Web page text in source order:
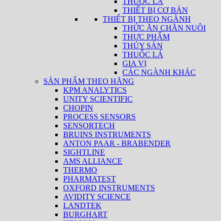
THIẾT BỊ CƠ BẢN
THIẾT BỊ THEO NGÀNH
THỨC ĂN CHĂN NUÔI
THỰC PHẨM
THỦY SẢN
THUỐC LÁ
GIA VỊ
CÁC NGÀNH KHÁC
SẢN PHẨM THEO HÃNG
KPM ANALYTICS
UNITY SCIENTIFIC
CHOPIN
PROCESS SENSORS
SENSORTECH
BRUINS INSTRUMENTS
ANTON PAAR - BRABENDER
SIGHTLINE
AMS ALLIANCE
THERMO
PHARMATEST
OXFORD INSTRUMENTS
AVIDITY SCIENCE
LANDTEK
BURGHART